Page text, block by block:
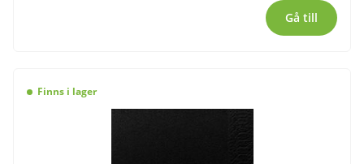
Gå till
Finns i lager